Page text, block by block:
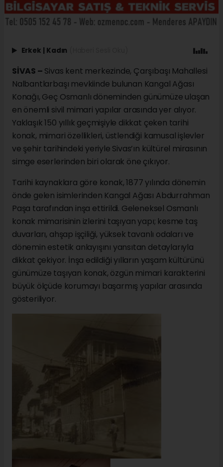
Erkek Kadın
SİVAS – Sivas kent merkezinde, Çarşıbaşı Mahallesi
Nalbantlarbaşı mevkiinde bulunan Kangal Ağası
Konağı, Geç Osmanlı döneminden günümüze ulaşan
en önemli sivil mimari yapılar arasında yer alıyor.
Yaklaşık 150 yıllık geçmişiyle dikkat çeken tarihi
konak, mimari özellikleri, üstlendiği kamusal işlevler
ve şehir tarihindeki yeriyle Sivas’ın kültürel mirasının
simge eserlerinden biri olarak öne çıkıyor.
Tarihi kaynaklara göre konak, 1877 yılında dönemin
önde gelen isimlerinden Kangal Ağası Abdurrahman
Paşa tarafından inşa ettirildi. Geleneksel Osmanlı
konak mimarisinin izlerini taşıyan yapı; kesme taş
duvarları, ahşap işçiliği, yüksek tavanlı odaları ve
dönemin estetik anlayışını yansıtan detaylarıyla
dikkat çekiyor. İnşa edildiği yılların yaşam kültürünü
günümüze taşıyan konak, özgün mimari karakterini
büyük ölçüde korumayı başarmış yapılar arasında
gösteriliyor.